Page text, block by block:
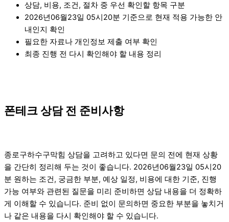
상담, 비용, 조건, 절차 중 우선 확인할 항목 구분
2026년06월23일 05시20분 기준으로 현재 적용 가능한 안
내인지 확인
필요한 자료나 개인정보 제출 여부 확인
최종 진행 전 다시 확인해야 할 내용 정리
폰테크 상담 전 준비사항
종로구하수구막힘 상담을 고려하고 있다면 문의 전에 현재 상황
을 간단히 정리해 두는 것이 좋습니다. 2026년06월23일 05시20
분 원하는 조건, 궁금한 부분, 예상 일정, 비용에 대한 기준, 진행
가능 여부와 관련된 질문을 미리 준비하면 상담 내용을 더 정확하
게 이해할 수 있습니다. 준비 없이 문의하면 중요한 부분을 놓치거
나 같은 내용을 다시 확인해야 할 수 있습니다.